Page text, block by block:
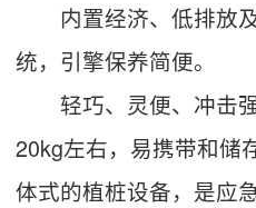
内置经济、低排放及
统，引擎保养简便。
轻巧、灵便、冲击
20kg左右，易携带和储
体式的植桩设备，是应